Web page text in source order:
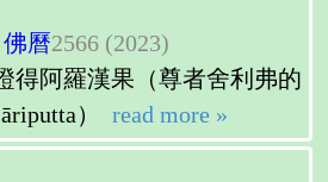
佛曆2566 (2023)
得阿羅漢果（尊者舍利弗的
）
read more »